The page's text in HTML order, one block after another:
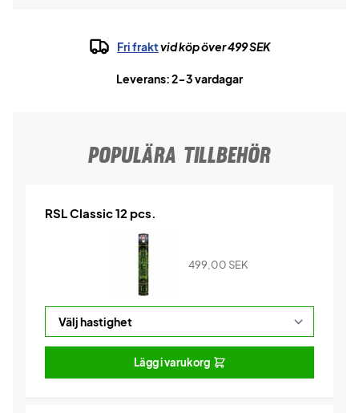
Fri fraktvid köp över 499 SEK
Leverans: 2-3 vardagar
POPULÄRA TILLBEHÖR
RSL Classic 12 pcs.
499,00 SEK
Lägg i varukorg